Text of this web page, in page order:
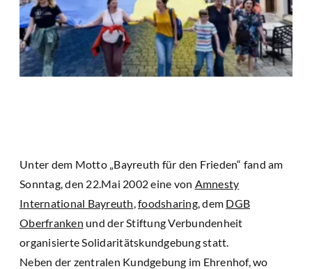
Unter dem Motto „Bayreuth für den Frieden“ fand am
Sonntag, den 22.Mai 2002 eine von Amnesty
International Bayreuth foodsharing, dem DGB
Oberfranken und der Stiftung Verbundenheit
organisierte Solidaritätskundgebung statt.
Neben der zentralen Kundgebung im Ehrenhof, wo